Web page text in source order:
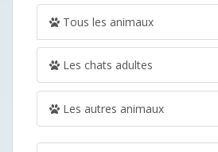
Tous les animaux
Les chats adultes
Les autres animaux